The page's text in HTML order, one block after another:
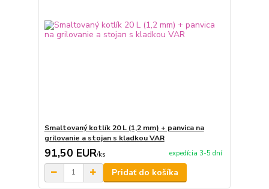
Smaltovaný kotlík 20 L (1,2 mm) + panvica na
grilovanie a stojan s kladkou VAR
91,50 EUR/ks expedícia 3-5 dní
Pridať do košíka